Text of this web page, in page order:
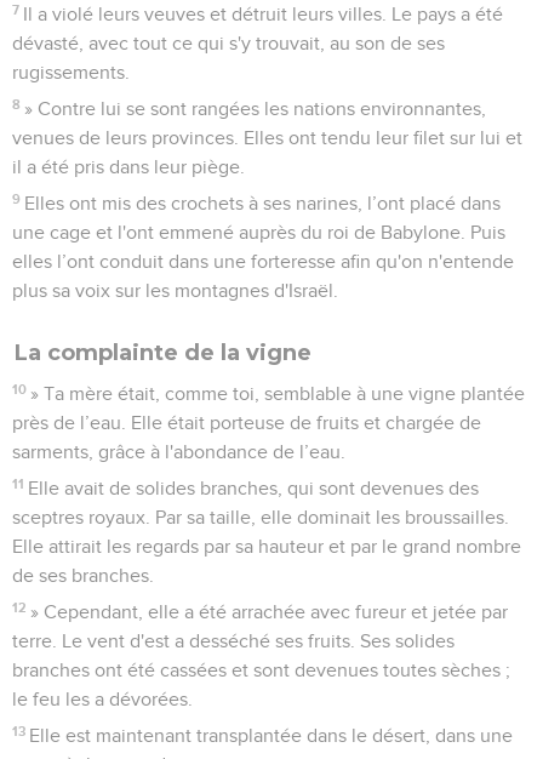
7 Il a violé leurs veuves et détruit leurs villes. Le pays a été
dévasté, avec tout ce qui s'y trouvait, au son de ses
rugissements.
8 » Contre lui se sont rangées les nations environnantes,
venues de leurs provinces. Elles ont tendu leur filet sur lui et
il a été pris dans leur piège.
9 Elles ont mis des crochets à ses narines, l’ont placé dans
une cage et l'ont emmené auprès du roi de Babylone. Puis
elles l’ont conduit dans une forteresse afin qu'on n'entende
plus sa voix sur les montagnes d'Israël.
La complainte de la vigne
10 » Ta mère était, comme toi, semblable à une vigne plantée
près de l’eau. Elle était porteuse de fruits et chargée de
sarments, grâce à l'abondance de l’eau.
11 Elle avait de solides branches, qui sont devenues des
sceptres royaux. Par sa taille, elle dominait les broussailles.
Elle attirait les regards par sa hauteur et par le grand nombre
de ses branches.
12 » Cependant, elle a été arrachée avec fureur et jetée par
terre. Le vent d'est a desséché ses fruits. Ses solides
branches ont été cassées et sont devenues toutes sèches ;
le feu les a dévorées.
13 Elle est maintenant transplantée dans le désert, dans une